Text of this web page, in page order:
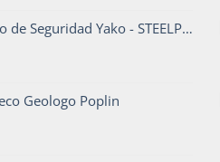
de Seguridad Yako - STEELPRO
Geologo Poplin